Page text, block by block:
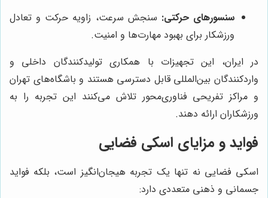
سنسورهای حرکتی: سنجش سرعت، زاویه حرکت و تعادل
ورزشکار برای بهبود مهارت‌ها و امنیت.
در ایران، این تجهیزات با همکاری تولیدکنندگان داخلی و
واردکنندگان بین‌المللی قابل دسترسی هستند و باشگاه‌های تهران
و مراکز تفریحی فناوری‌محور تلاش می‌کنند این تجربه را به
ورزشکاران ارائه دهند.
فواید و مزایای اسکی فضایی
اسکی فضایی نه تنها یک تجربه هیجان‌انگیز است، بلکه فواید
جسمانی و ذهنی متعددی دارد: